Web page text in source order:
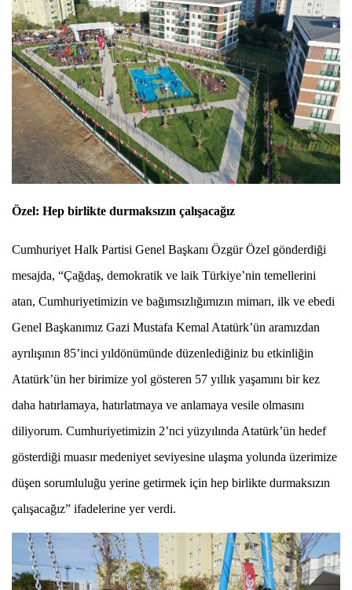
Özel: Hep birlikte durmaksızın çalışacağız
Cumhuriyet Halk Partisi Genel Başkanı Özgür Özel gönderdiği
mesajda, “Çağdaş, demokratik ve laik Türkiye’nin temellerini
atan, Cumhuriyetimizin ve bağımsızlığımızın mimarı, ilk ve ebedi
Genel Başkanımız Gazi Mustafa Kemal Atatürk’ün aramızdan
ayrılışının 85’inci yıldönümünde düzenlediğiniz bu etkinliğin
Atatürk’ün her birimize yol gösteren 57 yıllık yaşamını bir kez
daha hatırlamaya, hatırlatmaya ve anlamaya vesile olmasını
diliyorum. Cumhuriyetimizin 2’nci yüzyılında Atatürk’ün hedef
gösterdiği muasır medeniyet seviyesine ulaşma yolunda üzerimize
düşen sorumluluğu yerine getirmek için hep birlikte durmaksızın
çalışacağız” ifadelerine yer verdi.